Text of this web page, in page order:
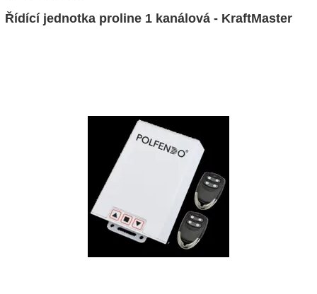
Řídící jednotka proline 1 kanálová - KraftMaster